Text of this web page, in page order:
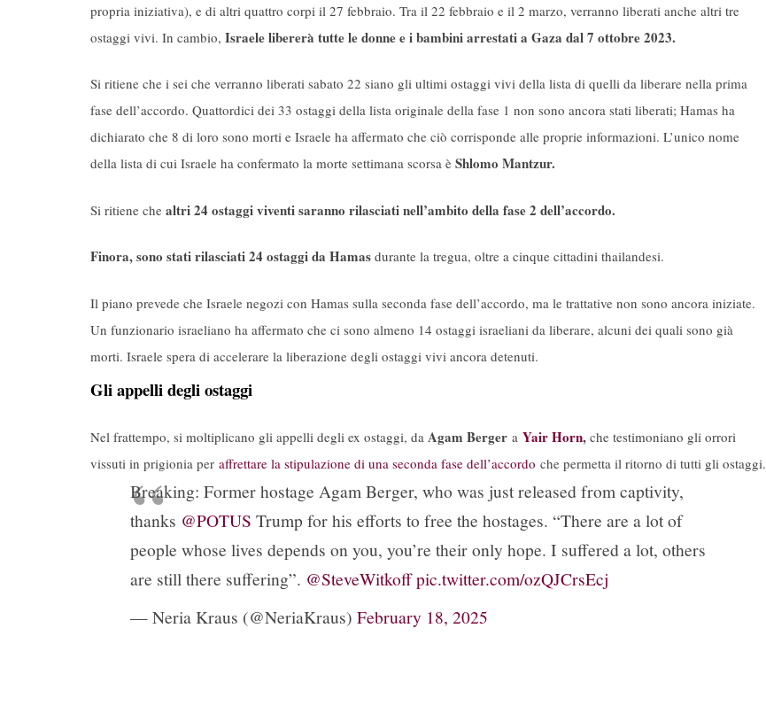
propria iniziativa), e di altri quattro corpi il 27 febbraio. Tra il 22 febbraio e il 2 marzo, verranno liberati anche altri tre
ostaggi vivi. In cambio, Israele libererà tutte le donne e i bambini arrestati a Gaza dal 7 ottobre 2023.
Si ritiene che i sei che verranno liberati sabato 22 siano gli ultimi ostaggi vivi della lista di quelli da liberare nella prima
fase dell’accordo. Quattordici dei 33 ostaggi della lista originale della fase 1 non sono ancora stati liberati; Hamas ha
dichiarato che 8 di loro sono morti e Israele ha affermato che ciò corrisponde alle proprie informazioni. L’unico nome
della lista di cui Israele ha confermato la morte settimana scorsa è Shlomo Mantzur.
Si ritiene che altri 24 ostaggi viventi saranno rilasciati nell’ambito della fase 2 dell’accordo.
Finora, sono stati rilasciati 24 ostaggi da Hamas durante la tregua, oltre a cinque cittadini thailandesi.
Il piano prevede che Israele negozi con Hamas sulla seconda fase dell’accordo, ma le trattative non sono ancora iniziate.
Un funzionario israeliano ha affermato che ci sono almeno 14 ostaggi israeliani da liberare, alcuni dei quali sono già
morti. Israele spera di accelerare la liberazione degli ostaggi vivi ancora detenuti.
Gli appelli degli ostaggi
Nel frattempo, si moltiplicano gli appelli degli ex ostaggi, da Agam Berger a Yair Horn, che testimoniano gli orrori
vissuti in prigionia per affrettare la stipulazione di una seconda fase dell’accordo che permetta il ritorno di tutti gli ostaggi.
Breaking: Former hostage Agam Berger, who was just released from captivity,
thanks @POTUS Trump for his efforts to free the hostages. “There are a lot of
people whose lives depends on you, you’re their only hope. I suffered a lot, others
are still there suffering”. @SteveWitkoffpic.twitter.com/ozQJCrsEcj
— Neria Kraus (@NeriaKraus) February 18, 2025